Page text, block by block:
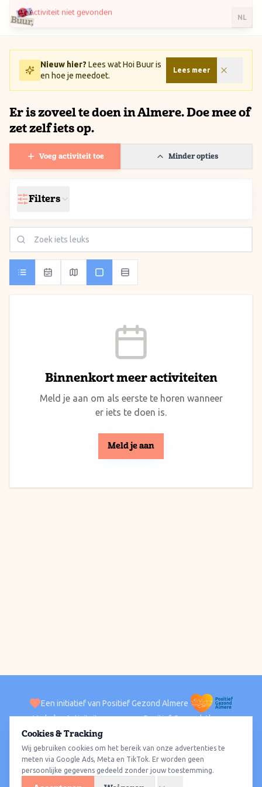
Ga naar inhoud / Skip to content
NL
Nieuw hier? Lees wat Hoi Buur is
en hoe je meedoet.
Lees meer
Er is zoveel te doen in Almere. Doe mee of
zet zelf iets op.
Voeg activiteit toe Minder opties
Filters
Binnenkort meer activiteiten
Meld je aan om als eerste te horen wanneer
er iets te doen is.
Meld je aan
Een initiatief van Positief Gezond Almere
VerhalenActiviteiten Positief Gezond Almere
ACTIVITEITEN PER WIJK
Alle wijkenAlmere HavenAlmere StadAlmere BuitenAlmere Poort
Almere HoutAlmere OosterwoldWat te doen
Cookies & Tracking
Wij gebruiken cookies om het bereik van onze advertenties te
meten via Google Ads, Meta en TikTok. Er worden geen
persoonlijke gegevens gedeeld zonder jouw toestemming.